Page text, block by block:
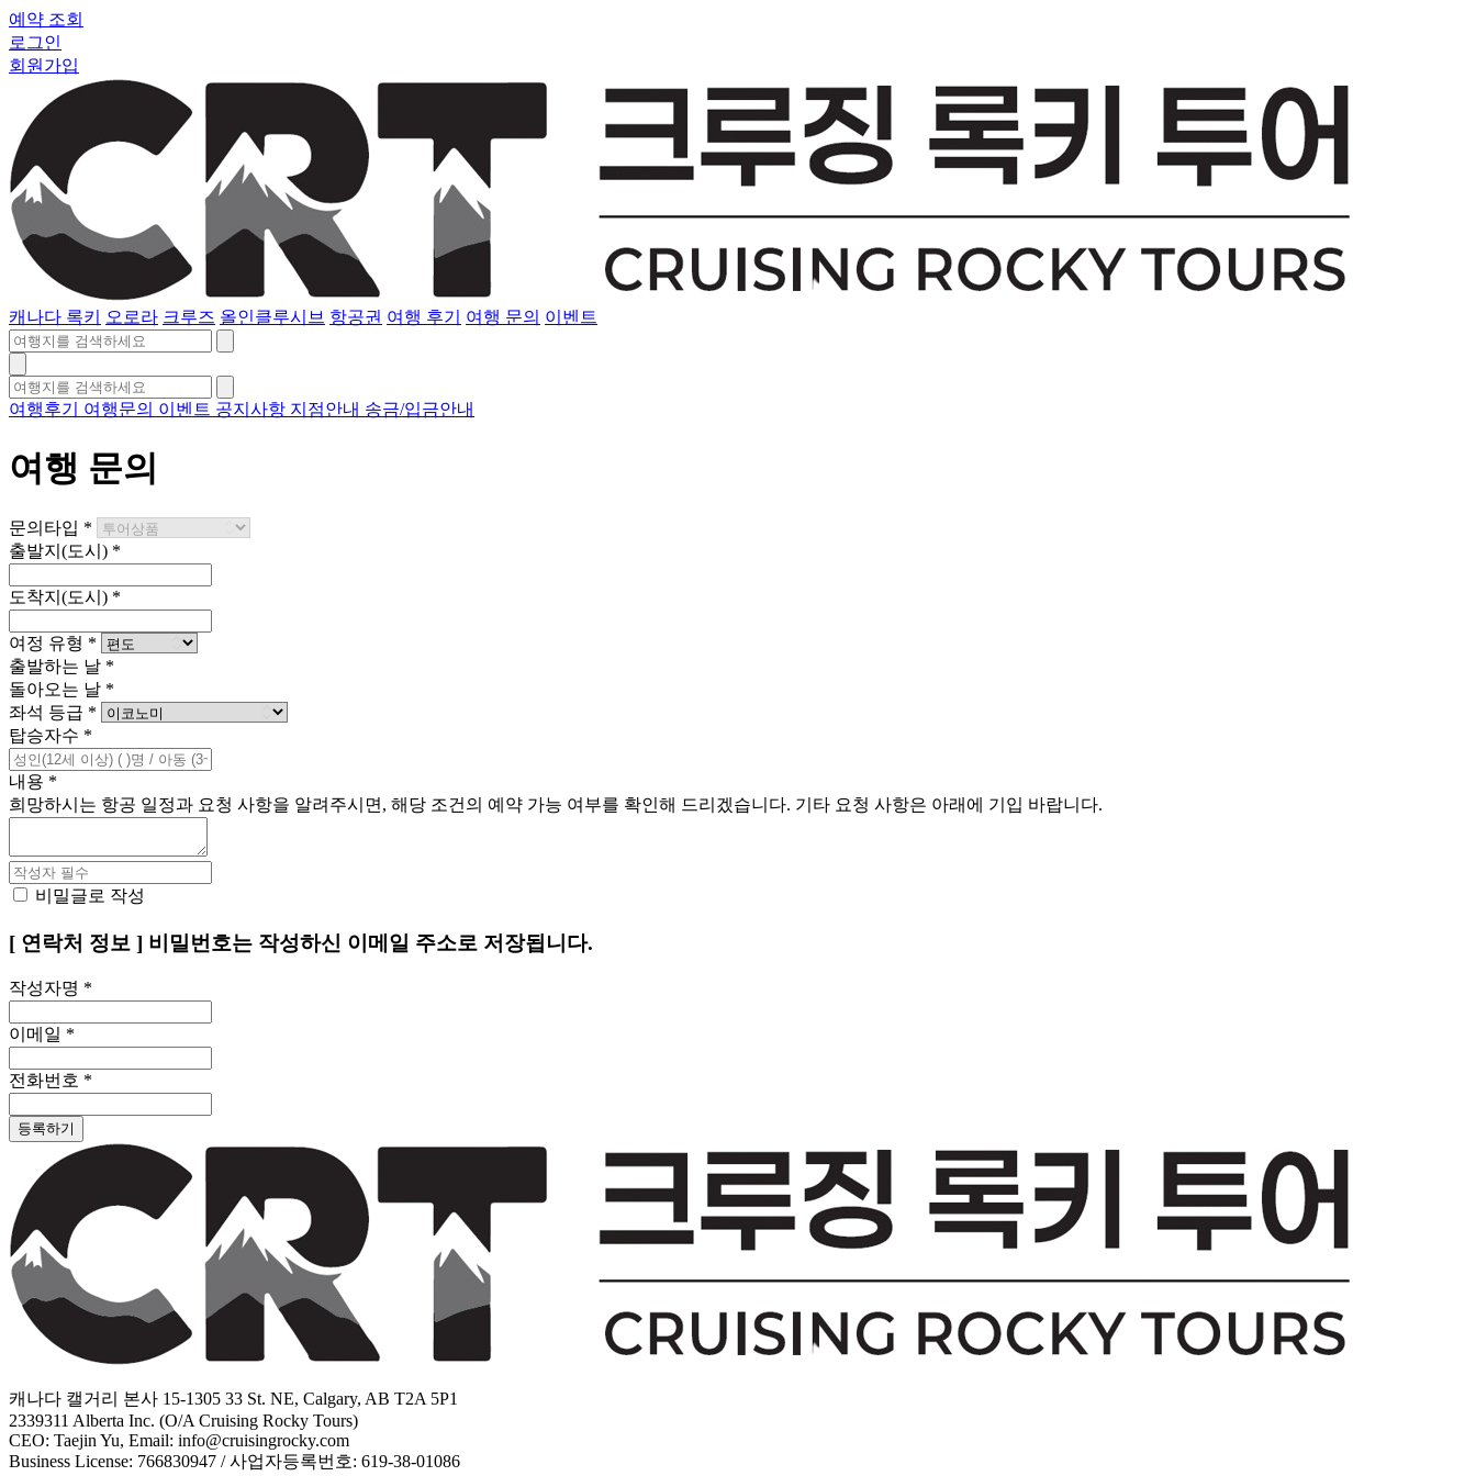
예약 조회
로그인
회원가입
캐나다 록키 오로라 크루즈 올인클루시브 항공권 여행 후기 여행 문의 이벤트
여행후기 여행문의 이벤트 공지사항 지점안내 송금/입금안내
여행 문의
문의타입 *
출발지(도시) *
도착지(도시) *
여정 유형 *
출발하는 날 *
돌아오는 날 *
좌석 등급 *
탑승자수 *
내용 *
희망하시는 항공 일정과 요청 사항을 알려주시면, 해당 조건의 예약 가능 여부를 확인해 드리겠습니다. 기타 요청 사항은 아래에 기입 바랍니다.
비밀글로 작성
[ 연락처 정보 ] 비밀번호는 작성하신 이메일 주소로 저장됩니다.
작성자명 *
이메일 *
전화번호 *
등록하기
캐나다 캘거리 본사 15-1305 33 St. NE, Calgary, AB T2A 5P1
2339311 Alberta Inc. (O/A Cruising Rocky Tours)
CEO: Taejin Yu, Email: info@cruisingrocky.com
Business License: 766830947 / 사업자등록번호: 619-38-01086